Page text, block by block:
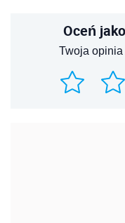
Oceń
Twoja